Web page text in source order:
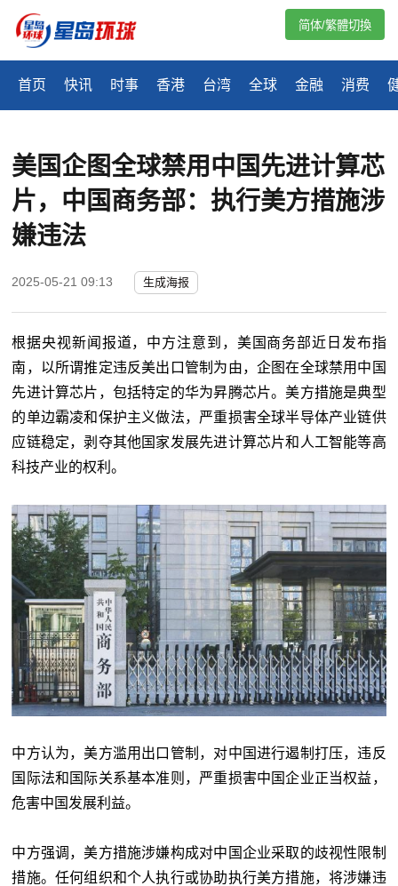
首页 快讯 时事 香港 台湾 全球 金融 消费
简体/繁體切換
美国企图全球禁用中国先进计算芯
片，中国商务部：执行美方措施涉
嫌违法
2025-05-21 09:13 生成海报
根据央视新闻报道，中方注意到，美国商务部近日发布指
南，以所谓推定违反美出口管制为由，企图在全球禁用中国
先进计算芯片，包括特定的华为昇腾芯片。美方措施是典型
的单边霸凌和保护主义做法，严重损害全球半导体产业链供
应链稳定，剥夺其他国家发展先进计算芯片和人工智能等高
科技产业的权利。
中方认为，美方滥用出口管制，对中国进行遏制打压，违反
国际法和国际关系基本准则，严重损害中国企业正当权益，
危害中国发展利益。
中方强调，美方措施涉嫌构成对中国企业采取的歧视性限制
措施。任何组织和个人执行或协助执行美方措施，将涉嫌违